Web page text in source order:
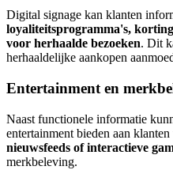
Digital signage kan klanten
loyaliteitsprogramma's,
voor herhaalde bezoeken. Dit
herhaaldelijke aankopen
Entertainment en
Naast functionele informatie
entertainment bieden aan
nieuwsfeeds of interactieve
merkbeleving.